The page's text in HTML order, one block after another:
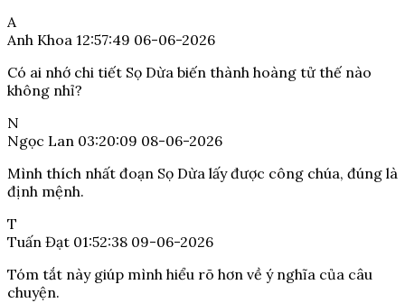
A
Anh Khoa 12:57:49 06-06-2026
Có ai nhớ chi tiết Sọ Dừa biến thành hoàng tử thế nào
không nhỉ?
N
Ngọc Lan 03:20:09 08-06-2026
Mình thích nhất đoạn Sọ Dừa lấy được công chúa, đúng là
định mệnh.
T
Tuấn Đạt 01:52:38 09-06-2026
Tóm tắt này giúp mình hiểu rõ hơn về ý nghĩa của câu
chuyện.